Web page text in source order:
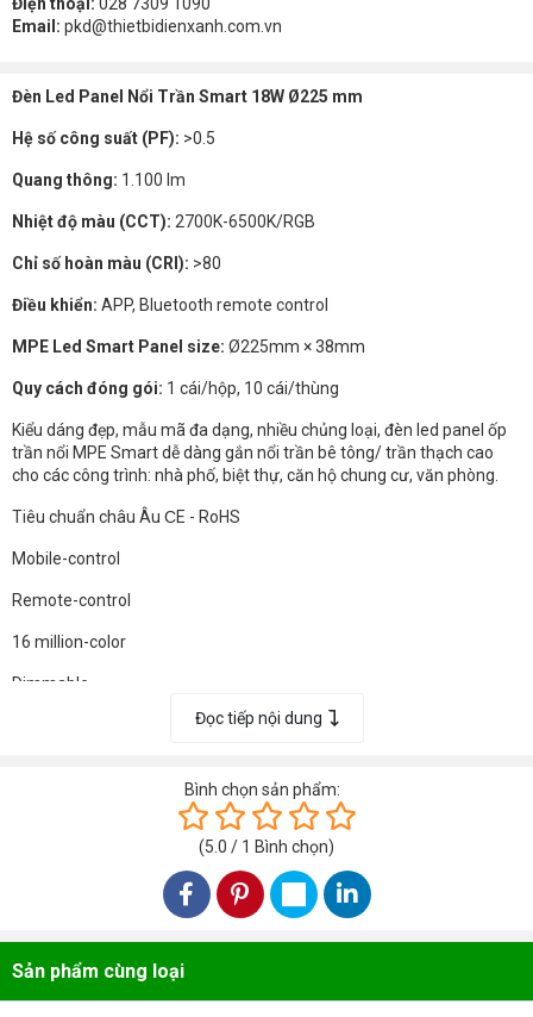
Email: pkd@thietbidienxanh.com.vn
Đèn Led Panel Nổi Trần Smart 18W Ø225 mm
Hệ số công suất (PF): >0.5
Quang thông: 1.100 lm
Nhiệt độ màu (CCT): 2700K-6500K/RGB
Chỉ số hoàn màu (CRI): >80
Điều khiển: APP, Bluetooth remote control
MPE Led Smart Panel size: Ø225mm × 38mm
Quy cách đóng gói: 1 cái/hộp, 10 cái/thùng
Kiểu dáng đẹp, mẫu mã đa dạng, nhiều chủng loại, đèn led panel ốp
trần nổi MPE Smart dễ dàng gắn nổi trần bê tông/ trần thạch cao
cho các công trình: nhà phố, biệt thự, căn hộ chung cư, văn phòng.
Tiêu chuẩn châu Âu ϹE - RoHS
Mobile-control
Remote-control
16 million-color
Dimmable
Đọc tiếp nội dung
Bình chọn sản phẩm:
(5.0 / 1 Bình chọn)
Sản phẩm cùng loại